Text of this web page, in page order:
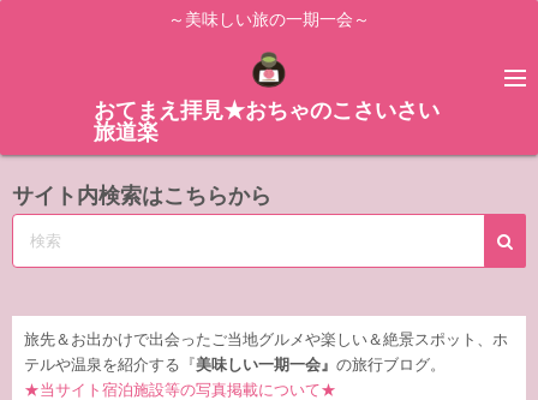
ス
ッ
～美味しい旅の一期一会～
おてまえ拝見★おちゃのこさいさい
旅道楽
サイト内検索はこちらから
旅先＆お出かけで出会ったご当地グルメや楽しい＆絶景スポット、ホ
テルや温泉を紹介する『 美味しい一期一会』 の旅行ブログ。
★当サイト宿泊施設等の写真掲載について★